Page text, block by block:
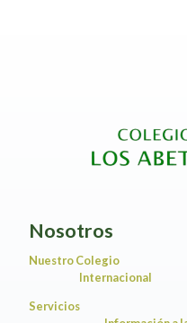
Nosotros
Nuestro Colegio
Internacional
Servicios